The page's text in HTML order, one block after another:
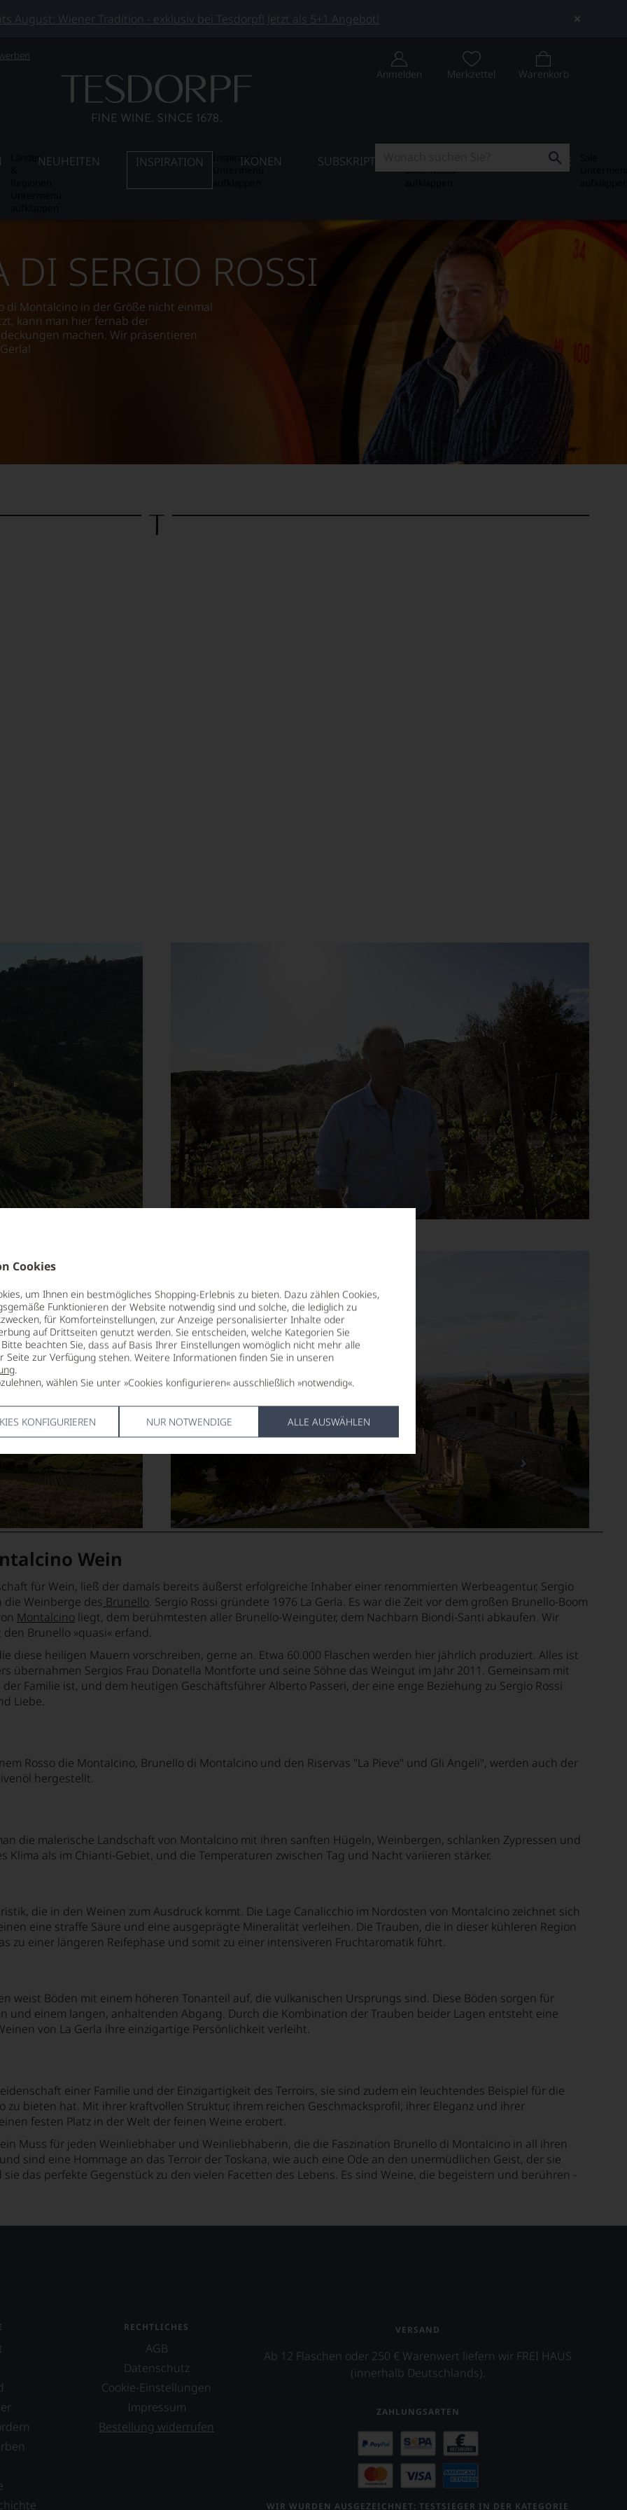
Cookies
um Ihnen ein bestmögliches Shopping-Erlebnis zu bieten. Dazu zählen Cookies,
Funktionieren der Website notwendig sind und solche, die lediglich zu
für Komforteinstellungen, zur Anzeige personalisierter Inhalte oder
auf Drittseiten genutzt werden. Sie entscheiden, welche Kategorien Sie
beachten Sie, dass auf Basis Ihrer Einstellungen womöglich nicht mehr alle
Seite zur Verfügung stehen. Weitere Informationen finden Sie in unseren
.
wählen Sie unter »Cookies konfigurieren« ausschließlich »notwendig«.
KONFIGURIEREN NUR NOTWENDIGE ALLE AUSWÄHLEN
August: Wiener Tradition - exklusiv bei Tesdorpf! Jetzt als 5+1 Angebot!
Anmelden Merkzettel Warenkorb
LänderNEUHEITEN INSPIRATION
InspirationIKONEN SUBSKRIPTION
Untermenü
SALE
DI SERGIO ROSSI
di Montalcino in der Größe nicht einmal
kann man hier fernab der
machen. Wir präsentieren
Wein
für Wein, ließ der damals bereits äußerst erfolgreiche Inhaber einer renommierten Werbeagentur, Sergio
Weinberge des Brunello. Sergio Rossi gründete 1976 La Gerla. Es war die Zeit vor dem großen Brunello-Boom
Montalcino liegt, dem berühmtesten aller Brunello-Weingüter, dem Nachbarn Biondi-Santi abkaufen. Wir
Brunello »quasi« erfand.
diese heiligen Mauern vorschreiben, gerne an. Etwa 60.000 Flaschen werden hier jährlich produziert. Alles ist
übernahmen Sergios Frau Donatella Montforte und seine Söhne das Weingut im Jahr 2011. Gemeinsam mit
Familie ist, und dem heutigen Geschäftsführer Alberto Passeri, der eine enge Beziehung zu Sergio Rossi
Liebe.
Rosso die Montalcino, Brunello di Montalcino und den Riservas "La Pieve" und Gli Angeli", werden auch der
hergestellt.
die malerische Landschaft von Montalcino mit ihren sanften Hügeln, Weinbergen, schlanken Zypressen und
als im Chianti-Gebiet, und die Temperaturen zwischen Tag und Nacht variieren stärker.
die in den Weinen zum Ausdruck kommt. Die Lage Canalicchio im Nordosten von Montalcino zeichnet sich
eine straffe Säure und eine ausgeprägte Mineralität verleihen. Die Trauben, die in dieser kühleren Region
zu einer längeren Reifephase und somit zu einer intensiveren Fruchtaromatik führt.
weist Böden mit einem höheren Tonanteil auf, die vulkanischen Ursprungs sind. Diese Böden sorgen für
und einem langen, anhaltenden Abgang. Durch die Kombination der Trauben beider Lagen entsteht eine
von La Gerla ihre einzigartige Persönlichkeit verleiht.
einer Familie und der Einzigartigkeit des Terroirs, sie sind zudem ein leuchtendes Beispiel für die
bieten hat. Mit ihrer kraftvollen Struktur, ihrem reichen Geschmacksprofil, ihrer Eleganz und ihrer
festen Platz in der Welt der feinen Weine erobert.
Muss für jeden Weinliebhaber und Weinliebhaberin, die die Faszination Brunello di Montalcino in all ihren
sind eine Hommage an das Terroir der Toskana, wie auch eine Ode an den unermüdlichen Geist, der sie
das perfekte Gegenstück zu den vielen Facetten des Lebens. Es sind Weine, die begeistern und berühren -
RECHTLICHES
AGB
Datenschutz
Cookie-Einstellungen
Impressum
Bestellung widerrufen
VERSAND
Ab 12 Flaschen oder 250 € Warenwert liefern wir FREI HAUS
(innerhalb Deutschlands).
ZAHLUNGSARTEN
WIR WURDEN AUSGEZEICHNET: TESTSIEGER IN DER KATEGORIE